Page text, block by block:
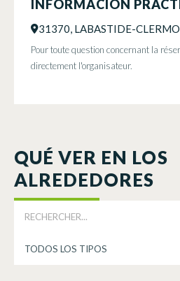
INFORMACIÓN
31370, LABASTIDE-
Pour toute question concernant la
directement l'organisateur.
QUÉ VER EN LOS
ALREDEDORES